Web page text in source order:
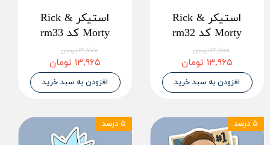
استیکر Rick &
Morty کد rm32
۱۴,۷۰۰ تومان
۱۳,۹۶۵ تومان
افزودن به سبد خرید
استیکر Rick &
Morty کد rm33
۱۴,۷۰۰ تومان
۱۳,۹۶۵ تومان
افزودن به سبد خرید
۵ درصد ۵ درصد